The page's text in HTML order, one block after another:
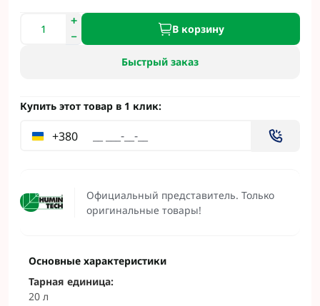
Официальный представитель. Только
оригинальные товары!
В корзину
Быстрый заказ
Купить этот товар в 1 клик:
+380
Основные характеристики
Тарная единица:
20 л